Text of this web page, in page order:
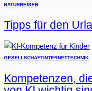
NATURREISEN
Tipps für den
GESELLSCHAFTINTERNETTECHNIK
Kompetenzen,